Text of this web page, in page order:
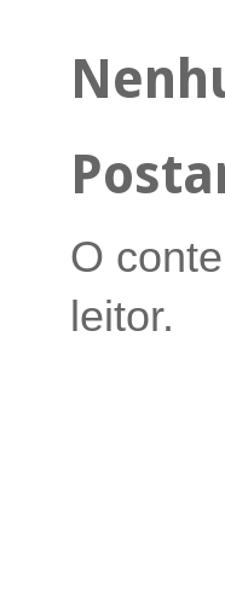
O
leitor.